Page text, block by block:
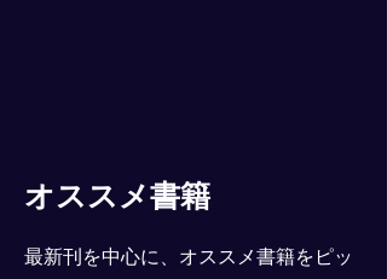
オススメ書籍
最新刊を中心に、オススメ書籍をピッ